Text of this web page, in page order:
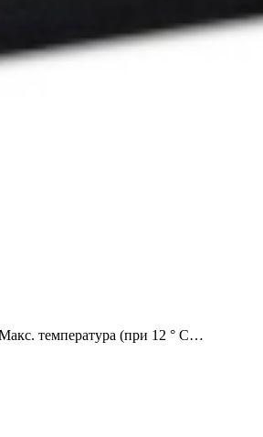
температура (при 12 ° С…